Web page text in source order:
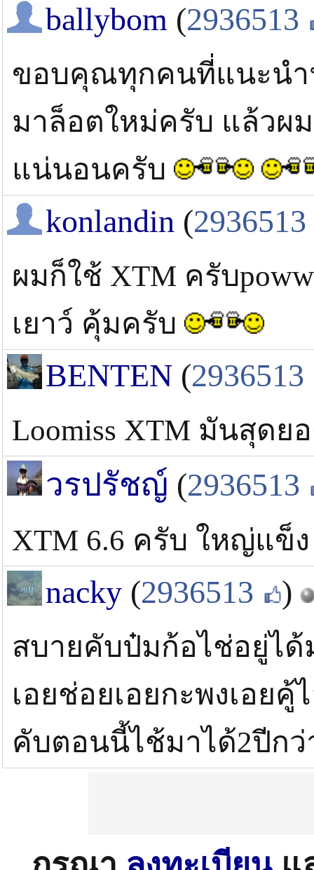
ballybom (2936513
ขอบคุณทุกคนที่แนะนำ
มาล็อตใหม่ครับ แล้วผ
แน่นอนครับ
konlandin (2936513
ผมก็ใช้ XTM ครับ
เยาว์ คุ้มครับ
BENTEN (2936513
Loomiss XTM มันสุด
วรปรัชญ์ (2936513
XTM 6.6 ครับ ใหญ่แข็ง
nacky (2936513 )
สบายคับป๋มก้อไช่อยู่ไ
เอยช่อยเอยกะพงเอย
คับตอนนี้ไช้มาได้2ปีกว่